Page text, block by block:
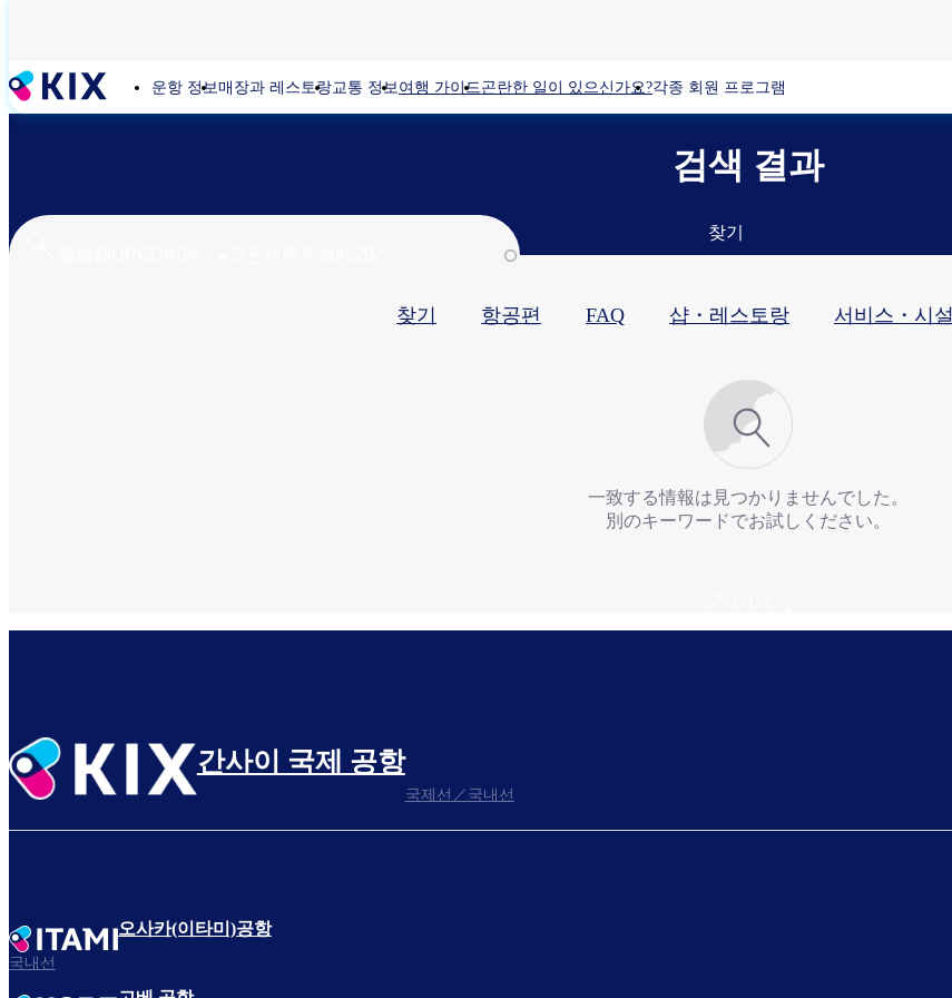
콘
텐
츠
기
운항 정보매장과 레스토랑교통 정보여행 가이드곤란한 일이 있으신가요?각종 회원 프로그램
검색 결과
찾기
찾기 항공편 FAQ 샵・레스토랑​ 서비스・시설​
一致する情報は見つかりませんでした。
別のキーワードでお試しください。
간사이 국제 공항
국제선／국내선
오사카(이타미)공항
국내선